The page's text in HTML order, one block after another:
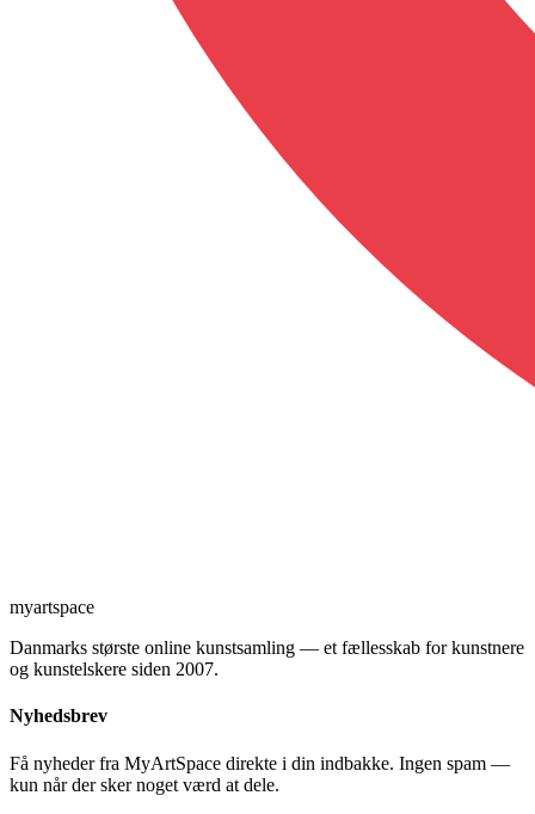
myartspace
Danmarks største online kunstsamling — et fællesskab for kunstnere
og kunstelskere siden 2007.
Nyhedsbrev
Få nyheder fra MyArtSpace direkte i din indbakke. Ingen spam —
kun når der sker noget værd at dele.